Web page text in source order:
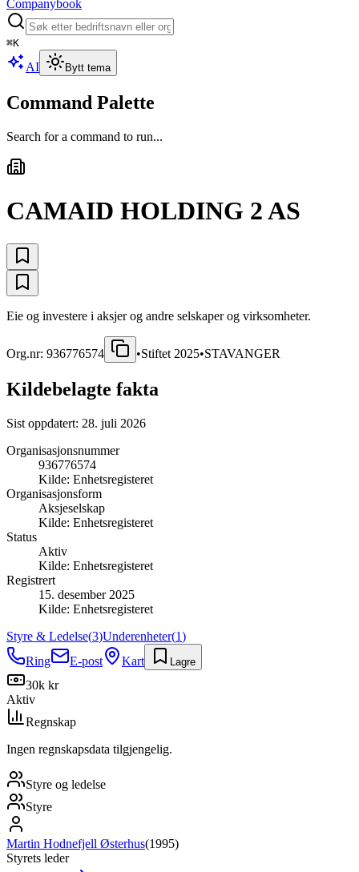
Companybook
⌘K
AI Bytt tema
Command Palette
Search for a command to run...
CAMAID HOLDING 2 AS
Eie og investere i aksjer og andre selskaper og virksomheter.
Org.nr: 936776574 •Stiftet 2025•STAVANGER
Kildebelagte fakta
Sist oppdatert: 28. juli 2026
Organisasjonsnummer
936776574
Kilde: Enhetsregisteret
Organisasjonsform
Aksjeselskap
Kilde: Enhetsregisteret
Status
Aktiv
Kilde: Enhetsregisteret
Registrert
15. desember 2025
Kilde: Enhetsregisteret
Styre & Ledelse(3)Underenheter(1)
Ring
E-post Kart Lagre
30k kr
Aktiv
Regnskap
Ingen regnskapsdata tilgjengelig.
Styre og ledelse
Styre
Martin Hodnefjell Østerhus(1995)
Styrets leder